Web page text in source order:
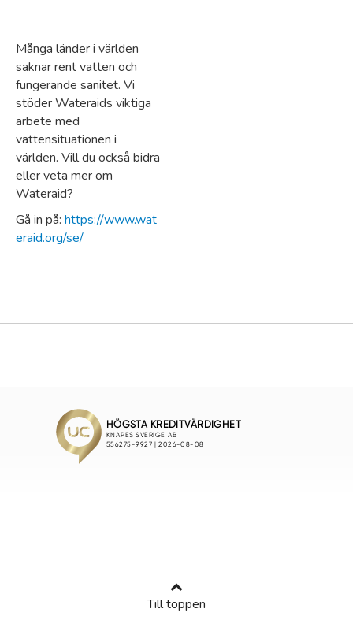
Många länder i världen
saknar rent vatten och
fungerande sanitet. Vi
stöder Wateraids viktiga
arbete med
vattensituationen i
världen. Vill du också bidra
eller veta mer om
Wateraid?
Gå in på: https://www.wat
eraid.org/se/
Till toppen